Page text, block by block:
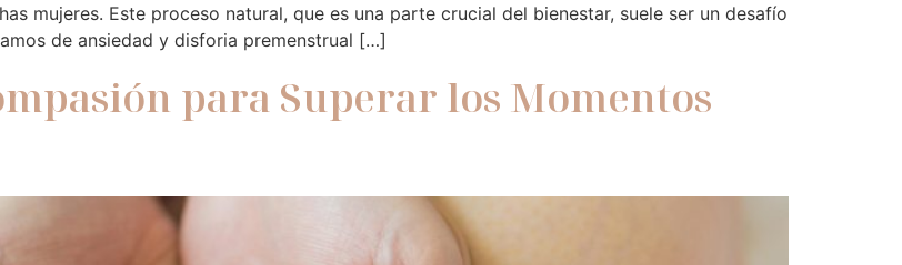
mujeres. Este proceso natural, que es una parte crucial del bienestar, suele ser un desafío
de ansiedad y disforia premenstrual […]
para Superar los Momentos